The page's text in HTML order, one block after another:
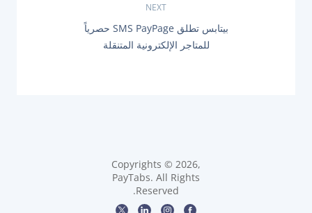
NEXT
بيتابس تطلق SMS PayPage حصرياً
للمتاجر الإلكترونية المتنقلة
Copyrights © 2026,
PayTabs. All Rights
Reserved.